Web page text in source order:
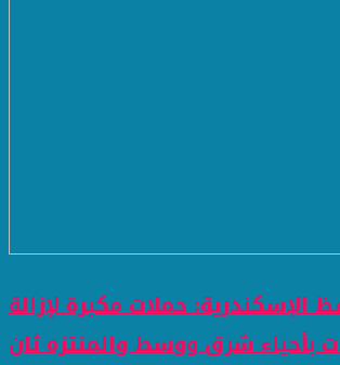
الإسكندرية: حملات مكبرة لإزالة
بأحياء شرق ووسط والمنتزه ثان